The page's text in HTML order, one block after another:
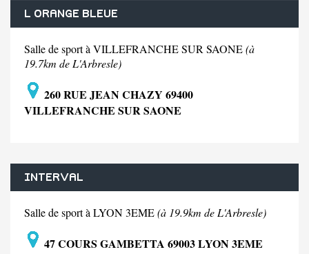
L ORANGE BLEUE
Salle de sport à VILLEFRANCHE SUR SAONE(à
19.7km de L'Arbresle)
260 RUE JEAN CHAZY 69400
VILLEFRANCHE SUR SAONE
INTERVAL
Salle de sport à LYON 3EME(à 19.9km de L'Arbresle)
47 COURS GAMBETTA 69003 LYON 3EME